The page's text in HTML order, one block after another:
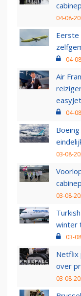
04-08-
Eerste
04-
Air
easyJet
04-
03-08-
03-08-
winter
03-
Netflix
over
03-08-